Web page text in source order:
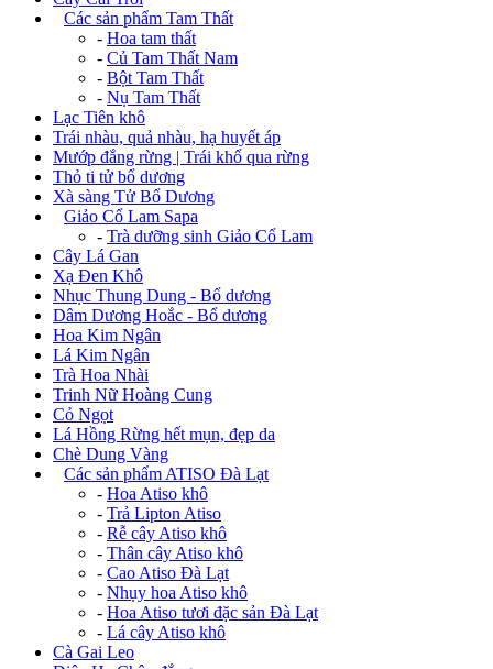
Các sản phẩm Tam Thất
- Hoa tam thất
- Củ Tam Thất Nam
- Bột Tam Thất
- Nụ Tam Thất
Lạc Tiên khô
Trái nhàu, quả nhàu, hạ huyết áp
Mướp đắng rừng | Trái khổ qua rừng
Thỏ ti tử bổ dương
Xà sàng Tử Bổ Dương
Giảo Cổ Lam Sapa
- Trà dưỡng sinh Giảo Cổ Lam
Cây Lá Gan
Xạ Đen Khô
Nhục Thung Dung - Bổ dương
Dâm Dương Hoắc - Bổ dương
Hoa Kim Ngân
Lá Kim Ngân
Trà Hoa Nhài
Trinh Nữ Hoàng Cung
Cỏ Ngọt
Lá Hồng Rừng hết mụn, đẹp da
Chè Dung Vàng
Các sản phẩm ATISO Đà Lạt
- Hoa Atiso khô
- Trả Lipton Atiso
- Rễ cây Atiso khô
- Thân cây Atiso khô
- Cao Atiso Đà Lạt
- Nhụy hoa Atiso khô
- Hoa Atiso tươi đặc sản Đà Lạt
- Lá cây Atiso khô
Cà Gai Leo